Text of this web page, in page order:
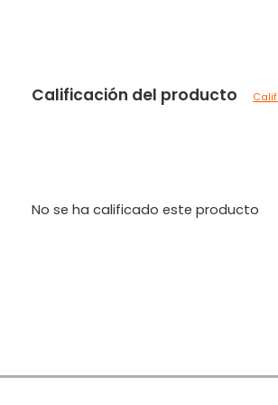
Calificación del producto
No se ha calificado este producto